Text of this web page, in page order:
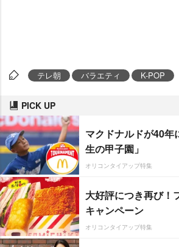
テレ朝 バラエティ K-POP
PICK UP
マクドナルドが40年
生の甲子園」
オリコンタイアップ特集
大好評につき再び！
キャンペーン
オリコンタイアップ特集